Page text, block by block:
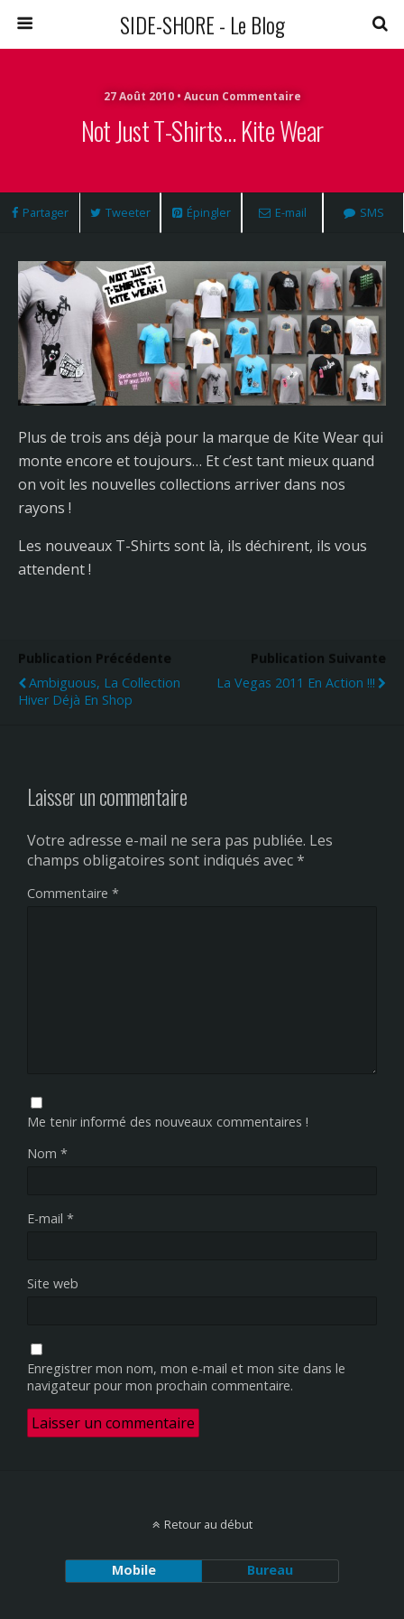
SIDE-SHORE - Le Blog
27 Août 2010 • Aucun Commentaire
Not Just T-Shirts… Kite Wear
Partager Tweeter Épingler E-mail SMS
Plus de trois ans déjà pour la marque de Kite Wear qui
monte encore et toujours… Et c’est tant mieux quand
on voit les nouvelles collections arriver dans nos
rayons !
Les nouveaux T-Shirts sont là, ils déchirent, ils vous
attendent !
Publication Précédente
Ambiguous, La Collection
Hiver Déjà En Shop
Publication Suivante
La Vegas 2011 En Action !!!
Laisser un commentaire
Votre adresse e-mail ne sera pas publiée. Les
champs obligatoires sont indiqués avec*
Commentaire *
Me tenir informé des nouveaux commentaires !
Nom *
E-mail *
Site web
Enregistrer mon nom, mon e-mail et mon site dans le
navigateur pour mon prochain commentaire.
Retour au début
Mobile Bureau